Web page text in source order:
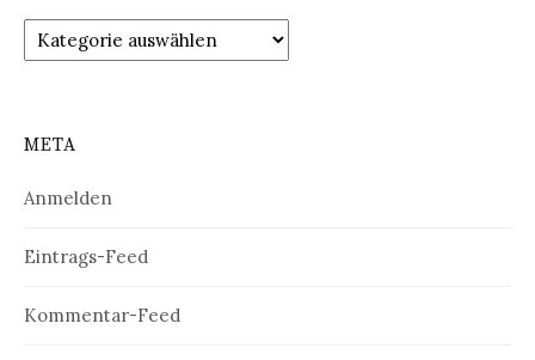
Kategorien
META
Anmelden
Eintrags-Feed
Kommentar-Feed